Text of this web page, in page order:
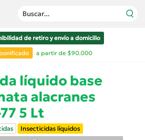
Buscar...
de retiro y envío a domicilio
a partir de $90.000
líquido base
alacranes
5 Lt
Insecticidas líquidos